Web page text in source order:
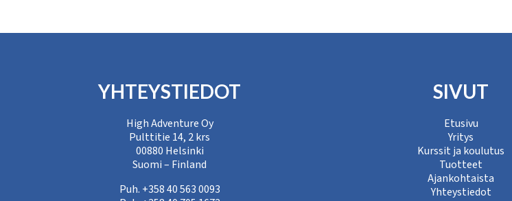
YHTEYSTIEDOT
High Adventure Oy
Pulttitie 14, 2 krs
00880 Helsinki
Suomi – Finland
Puh. +358 40 563 0093
SIVUT
Etusivu
Yritys
Kurssit ja koulutus
Tuotteet
Ajankohtaista
Yhteystiedot